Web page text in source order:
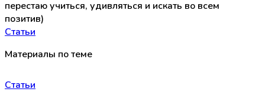
перестаю учиться, удивляться и искать во всем
позитив)
Статьи
Материалы по теме
Статьи